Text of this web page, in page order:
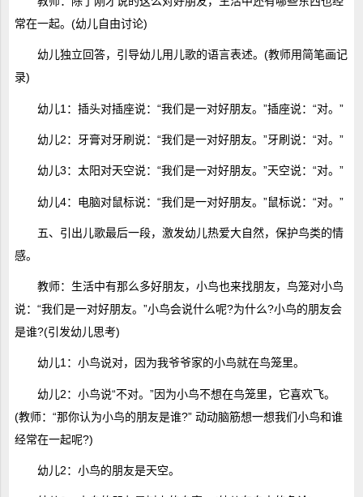
常在一起。(幼儿自由讨论)
幼儿独立回答，引导幼儿用儿歌的语言表述。(教师用简笔画记
录)
幼儿1：插头对插座说：“我们是一对好朋友。”插座说：“对。”
幼儿2：牙膏对牙刷说：“我们是一对好朋友。”牙刷说：“对。”
幼儿3：太阳对天空说：“我们是一对好朋友。”天空说：“对。”
幼儿4：电脑对鼠标说：“我们是一对好朋友。”鼠标说：“对。”
五、引出儿歌最后一段，激发幼儿热爱大自然，保护鸟类的情
感。
教师：生活中有那么多好朋友，小鸟也来找朋友，鸟笼对小鸟
说：“我们是一对好朋友。”小鸟会说什么呢?为什么?小鸟的朋友会
是谁?(引发幼儿思考)
幼儿1：小鸟说对，因为我爷爷家的小鸟就在鸟笼里。
幼儿2：小鸟说“不对。”因为小鸟不想在鸟笼里，它喜欢飞。
(教师：“那你认为小鸟的朋友是谁?” 动动脑筋想一想我们小鸟和谁
经常在一起呢?)
幼儿2：小鸟的朋友是天空。